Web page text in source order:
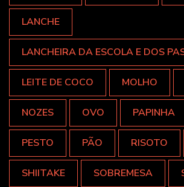
LANCHE
LANCHEIRA DA ESCOLA E DOS
LEITE DE COCO MOLHO
NOZES OVO PAPINHA
PESTO PÃO RISOTO
SHIITAKE SOBREMESA